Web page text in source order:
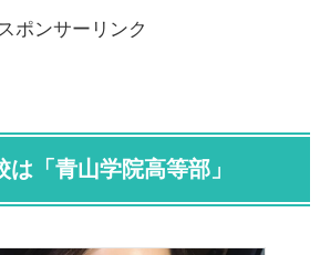
ポンサーリンク
は「青山学院高等部 」